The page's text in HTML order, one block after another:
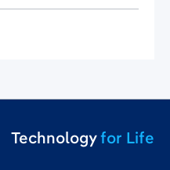
Technologyfor Life